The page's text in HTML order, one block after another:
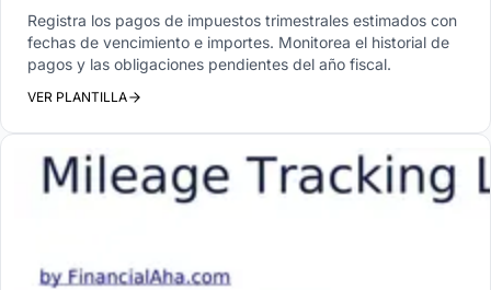
Registra los pagos de impuestos trimestrales estimados con
fechas de vencimiento e importes. Monitorea el historial de
pagos y las obligaciones pendientes del año fiscal.
VER PLANTILLA